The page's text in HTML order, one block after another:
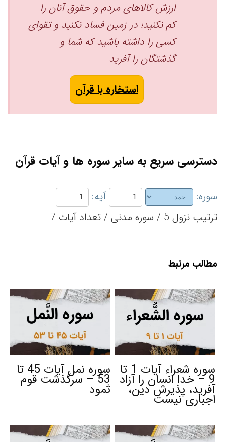
ارزش کالاهای مردم و حقوق آنان را
کم نکنید؛ در زمین فساد نکنید ‏و تقوای
کسی را داشته باشید که شما و
گذشتگان را آفرید
استخاره با قرآن
دسترسی سریع به سایر سوره ها و آیات قرآن
سوره:
آیه:
ترتیب نزول 5 / سوره مدنی / تعداد آیات 7
مطالب مرتبط
سوره شعراء آیات 1 تا
9 – خدا انسان را آزاد
آفرید، پذیرش دین،
اجباری نیست
سوره نمل آیات 45 تا
53 – سرگذشت قوم
ثمود